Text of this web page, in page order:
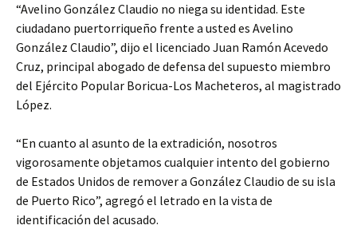
“Avelino González Claudio no niega su identidad. Este
ciudadano puertorriqueño frente a usted es Avelino
González Claudio”, dijo el licenciado Juan Ramón Acevedo
Cruz, principal abogado de defensa del supuesto miembro
del Ejército Popular Boricua-Los Macheteros, al magistrado
López.
“En cuanto al asunto de la extradición, nosotros
vigorosamente objetamos cualquier intento del gobierno
de Estados Unidos de remover a González Claudio de su isla
de Puerto Rico”, agregó el letrado en la vista de
identificación del acusado.